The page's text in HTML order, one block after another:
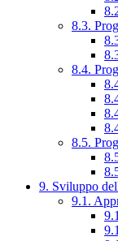
8.3.
8.4.
8.5.
9. Sviluppo
9.1.